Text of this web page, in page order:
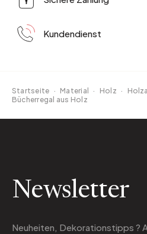
Kundendienst
Startseite · Material · Holz ·
Bücherregal aus Holz
Newsletter
Neuheiten, Dekorationstipps ?